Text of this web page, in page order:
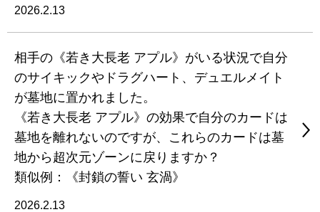
2026.2.13
相手の《若き大長老 アプル》がいる状況で自分
のサイキックやドラグハート、デュエルメイト
が墓地に置かれました。
《若き大長老 アプル》の効果で自分のカードは
墓地を離れないのですが、これらのカードは墓
地から超次元ゾーンに戻りますか？
類似例：《封鎖の誓い 玄渦》
2026.2.13